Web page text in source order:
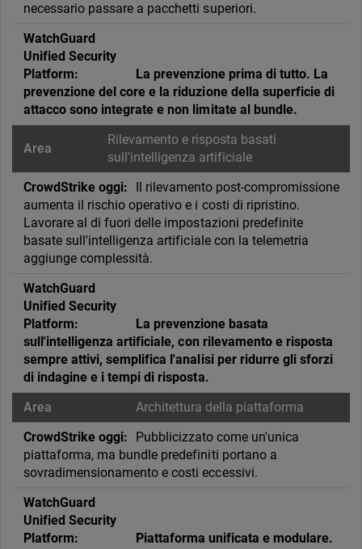
necessario passare a pacchetti superiori.
La prevenzione prima di tutto. La
prevenzione del core e la riduzione della superficie di
attacco sono integrate e non limitate al bundle.
Rilevamento e risposta basati
sull'intelligenza artificiale
Il rilevamento post-compromissione
aumenta il rischio operativo e i costi di ripristino.
Lavorare al di fuori delle impostazioni predefinite
basate sull'intelligenza artificiale con la telemetria
aggiunge complessità.
La prevenzione basata
sull'intelligenza artificiale, con rilevamento e risposta
sempre attivi, semplifica l'analisi per ridurre gli sforzi
di indagine e i tempi di risposta.
Architettura della piattaforma
Pubblicizzato come un'unica
piattaforma, ma bundle predefiniti portano a
sovradimensionamento e costi eccessivi.
Piattaforma unificata e modulare.